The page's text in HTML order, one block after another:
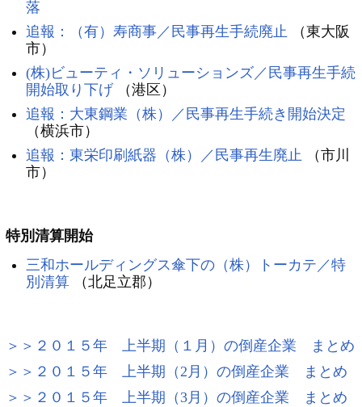
落
追報：（有）寿商事／民事再生手続廃止 （東大阪
市）
(株)ビューティ・ソリューションズ／民事再生手続
開始取り下げ （港区）
追報：大東鋼業（株）／民事再生手続き開始決定
（横浜市）
追報：東栄印刷紙器（株）／民事再生廃止 （市川
市）
特別清算開始
三和ホールディングス傘下の（株）トーカテ／特
別清算 （北足立郡）
＞＞２０１５年 上半期（１月）の倒産企業 まとめ
＞＞２０１５年 上半期（2月）の倒産企業 まとめ
＞＞２０１５年 上半期（3月）の倒産企業 まとめ